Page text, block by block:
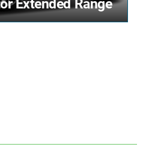
Extended Range